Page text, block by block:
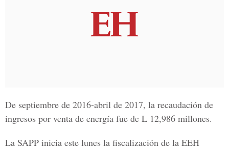
De septiembre de 2016-abril de 2017, la recaudación de
ingresos por venta de energía fue de L 12,986 millones.
La SAPP inicia este lunes la fiscalización de la EEH